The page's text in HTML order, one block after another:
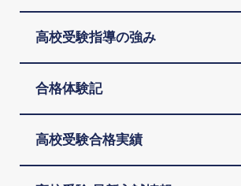
高校受験指導の強み
合格体験記
高校受験合格実績